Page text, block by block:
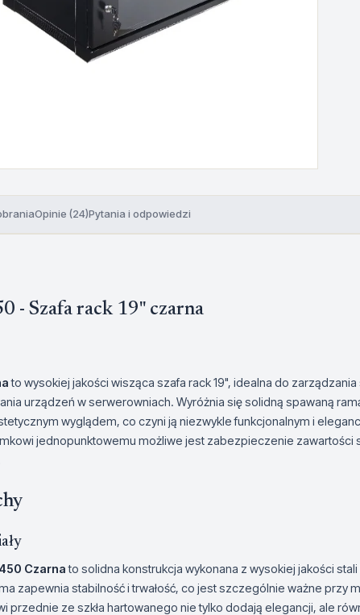
Opinie (24)Pytania i odpowiedzi
- Szafa rack 19" czarna
to wysokiej jakości wisząca szafa rack 19", idealna do
urządzeń w serwerowniach. Wyróżnia się solidną spawaną
wyglądem, co czyni ją niezwykle funkcjonalnym i
jednopunktowemu możliwe jest zabezpieczenie zawartości
Czarnato solidna konstrukcja wykonana z wysokiej jakości
zapewnia stabilność i trwałość, co jest szczególnie ważne przy
przednie ze szkła hartowanego nie tylko dodają elegancji, ale